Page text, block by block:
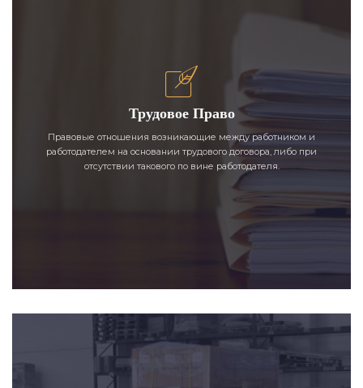
Трудовое Право
Правовые отношения возникающие между работником и
работодателем на основании трудового договора, либо при
отсутствии такового по вине работодателя.